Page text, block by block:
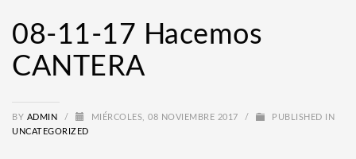
08-11-17 Hacemos
CANTERA
BY ADMIN / MIÉRCOLES, 08 NOVIEMBRE 2017 /
PUBLISHED IN
UNCATEGORIZED